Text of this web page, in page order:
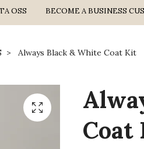
OSS BECOME A BUSINESS
Always Black & White Coat Kit
Coat